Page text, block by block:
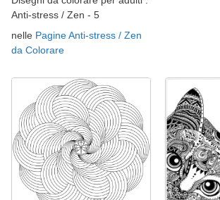
Anti-stress / Zen - 5
nelle Pagine Anti-stress / Zen
da Colorare